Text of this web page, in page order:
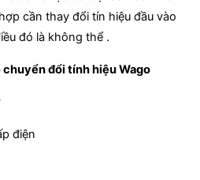
cần thay đổi tín hiệu đầu vào
đó là không thể .
chuyển đổi tính hiệu Wago
điện